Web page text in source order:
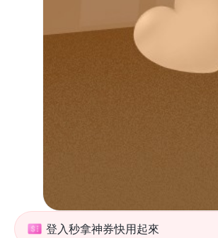
登入秒拿神券快用起來